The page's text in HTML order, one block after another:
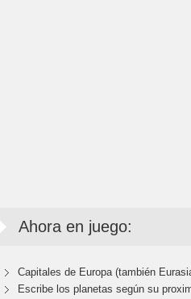
Ahora en juego:
Capitales de Europa (también
Escribe los planetas según su